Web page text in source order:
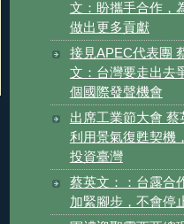
文：盼攜手合作，
做出更多貢獻
接見APEC代表團
文：台灣要走出去
個國際發聲機會
出席工業節大會 蔡
利用景氣復甦契機
投資臺灣
蔡英文：：台露合
加緊腳步，不會停